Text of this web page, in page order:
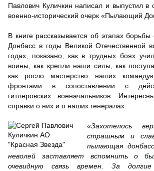
Павлович Куличкин написал и выпустил в
военно-исторический очерк «Пылающий
В книге рассказывается об этапах борьбы
Донбасс в годы Великой Отечественной
годах, показано, как в трудных боях
воины, как крепли наши силы, как
как росло мастерство наших
фронтами в сопоставлении с
гитлеровских военачальников.
справки о них и о наших генералах.
«Захотелось
страшным и
пылающая
неволей заставляет вспомнить о
очевидную связь времен. За